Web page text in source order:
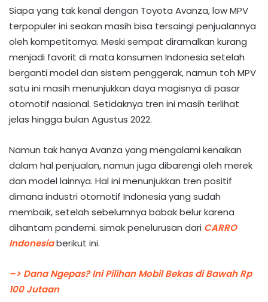
Siapa yang tak kenal dengan Toyota Avanza, low MPV
terpopuler ini seakan masih bisa tersaingi penjualannya
oleh kompetitornya. Meski sempat diramalkan kurang
menjadi favorit di mata konsumen Indonesia setelah
berganti model dan sistem penggerak, namun toh MPV
satu ini masih menunjukkan daya magisnya di pasar
otomotif nasional. Setidaknya tren ini masih terlihat
jelas hingga bulan Agustus 2022.
Namun tak hanya Avanza yang mengalami kenaikan
dalam hal penjualan, namun juga dibarengi oleh merek
dan model lainnya. Hal ini menunjukkan tren positif
dimana industri otomotif Indonesia yang sudah
membaik, setelah sebelumnya babak belur karena
dihantam pandemi. simak penelurusan dari CARRO
Indonesiaberikut ini.
–> Dana Ngepas? Ini Pilihan Mobil Bekas di Bawah Rp
100 Jutaan